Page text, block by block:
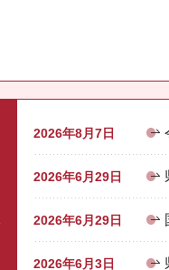
2026年8月7日
2026年6月29日
2026年6月29日
2026年6月3日